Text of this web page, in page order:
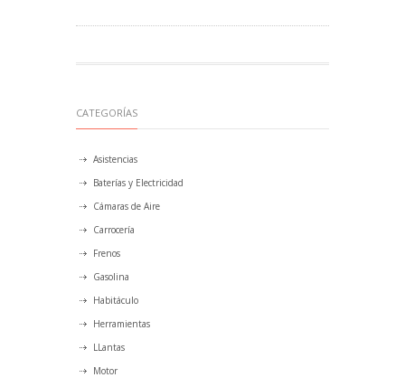
CATEGORÍAS
Asistencias
Baterías y Electricidad
Cámaras de Aire
Carrocería
Frenos
Gasolina
Habitáculo
Herramientas
LLantas
Motor